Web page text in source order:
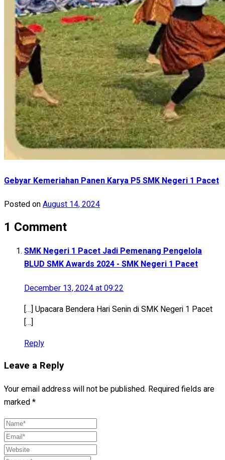
Gebyar Kemeriahan Panen Karya P5 SMK Negeri 1 Pacet
Posted onAugust 14, 2024
1 Comment
SMK Negeri 1 Pacet Jadi Pemenang Pengelola
BLUD SMK Awards 2024 - SMK Negeri 1 Pacet
December 13, 2024 at 09:22
[…] Upacara Bendera Hari Senin di SMK Negeri 1 Pacet
[…]
Reply
Leave a Reply
Your email address will not be published. Required fields are
marked*